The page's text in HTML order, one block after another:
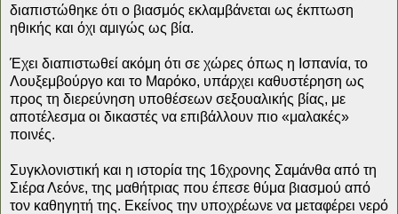
διαπιστώθηκε ότι ο βιασμός εκλαμβάνεται ως έκπτωση
ηθικής και όχι αμιγώς ως βία.
Έχει διαπιστωθεί ακόμη ότι σε χώρες όπως η Ισπανία, το
Λουξεμβούργο και το Μαρόκο, υπάρχει καθυστέρηση ως
προς τη διερεύνηση υποθέσεων σεξουαλικής βίας, με
αποτέλεσμα οι δικαστές να επιβάλλουν πιο «μαλακές»
ποινές.
Συγκλονιστική και η ιστορία της 16χρονης Σαμάνθα από τη
Σιέρα Λεόνε, της μαθήτριας που έπεσε θύμα βιασμού από
τον καθηγητή της. Εκείνος την υποχρέωνε να μεταφέρει νερό